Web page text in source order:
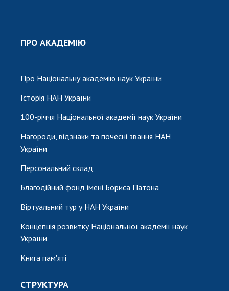
ПРО АКАДЕМІЮ
Про Національну академію наук України
Історія НАН України
100-річчя Національної академії наук України
Нагороди, відзнаки та почесні звання НАН
України
Персональний склад
Благодійний фонд імені Бориса Патона
Віртуальний тур у НАН України
Концепція розвитку Національної академії наук
України
Книга пам'яті
СТРУКТУРА